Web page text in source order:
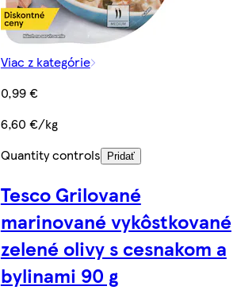
Viac z kategórie
0,99 €
6,60 €/kg
Quantity controls
Pridať
Tesco Grilované
marinované vykôstkované
zelené olivy s cesnakom a
bylinami 90 g